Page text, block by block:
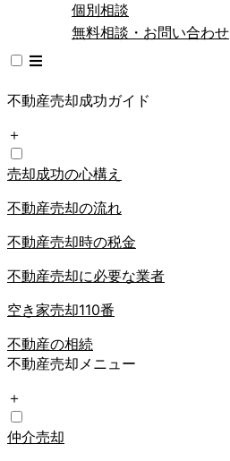
個別相談
無料相談・お問い合わせ
不動産売却成功ガイド
＋
売却成功の心構え
不動産売却の流れ
不動産売却時の税金
不動産売却に必要な業者
空き家売却110番
不動産の相続
不動産売却メニュー
＋
仲介売却